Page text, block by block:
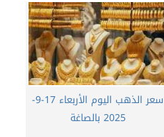
سعر الذهب اليوم الأربعاء 17-9-
2025 بالصاغة